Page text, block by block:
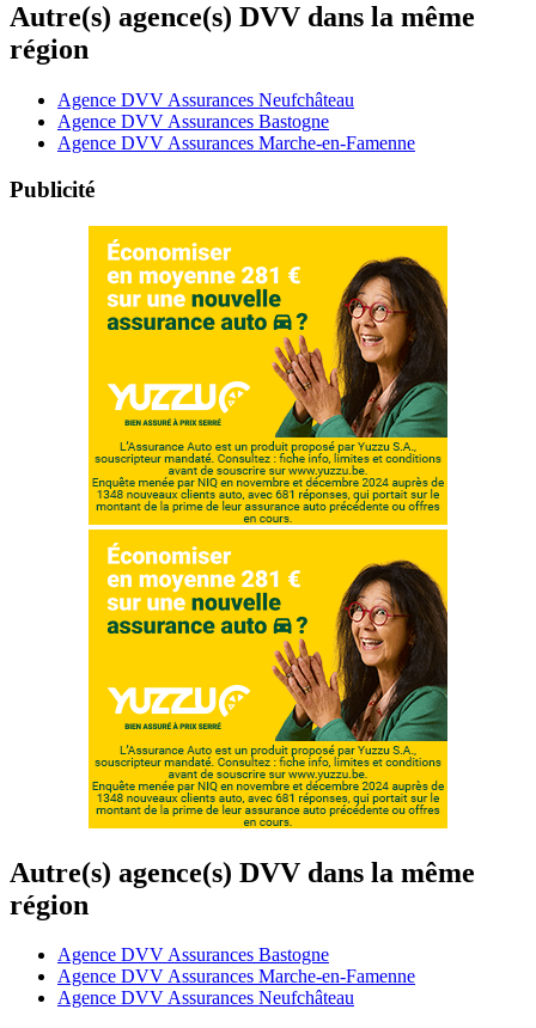
Autre(s) agence(s) DVV dans la même
région
Agence DVV Assurances Neufchâteau
Agence DVV Assurances Bastogne
Agence DVV Assurances Marche-en-Famenne
Publicité
Autre(s) agence(s) DVV dans la même
région
Agence DVV Assurances Bastogne
Agence DVV Assurances Marche-en-Famenne
Agence DVV Assurances Neufchâteau